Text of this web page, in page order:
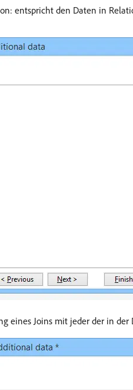
entspricht den Daten in
eines Joins mit jeder der in